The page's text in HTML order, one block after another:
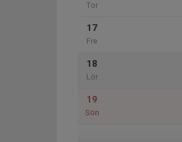
Tor
17
Fre
18
Lör
19
Sön